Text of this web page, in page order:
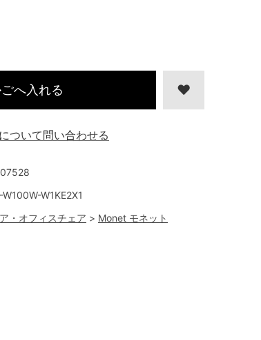
W1KE2X1
・オフィスチェア > Monet モネット
へ入れる
ついて問い合わせる